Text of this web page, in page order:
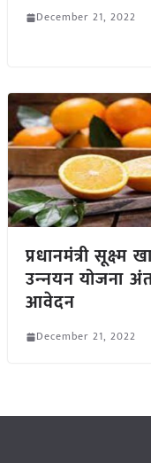
December 21, 2022
प्रधानमंत्री सूक्ष्‍म
उन्‍नयन योजना
आवेदन
December 21, 2022